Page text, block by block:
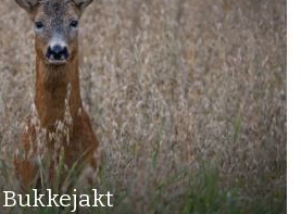
Bukkejakt